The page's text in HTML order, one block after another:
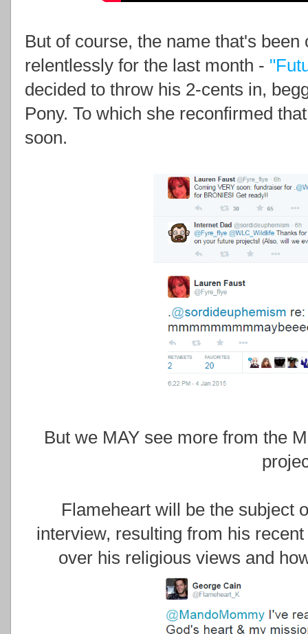
But of course, the name that's
relentlessly for the last month -
decided to throw his 2-cents in,
Pony. To which she reconfirmed
soon.
But we MAY see more from the
Flameheart will be the subject
interview, resulting from his
over his religious views and